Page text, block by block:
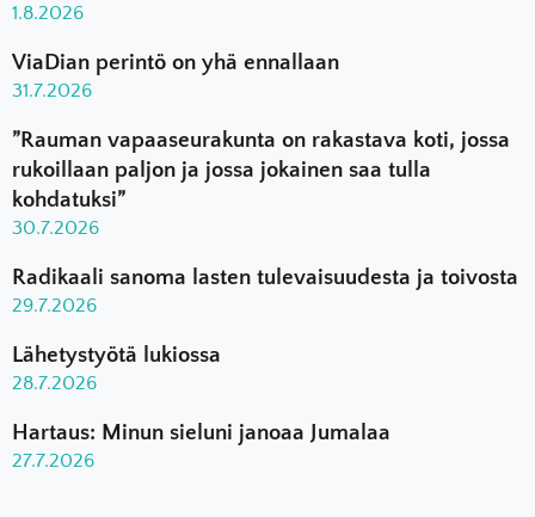
1.8.2026
ViaDian perintö on yhä ennallaan
31.7.2026
”Rauman vapaaseurakunta on rakastava koti, jossa
rukoillaan paljon ja jossa jokainen saa tulla
kohdatuksi”
30.7.2026
Radikaali sanoma lasten tulevaisuudesta ja toivosta
29.7.2026
Lähetystyötä lukiossa
28.7.2026
Hartaus: Minun sieluni janoaa Jumalaa
27.7.2026